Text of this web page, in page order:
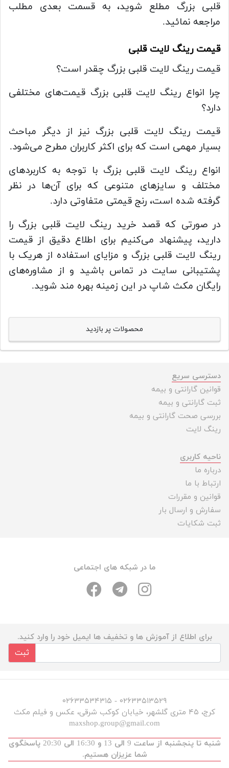
قلبی بزرگ مطلع شوید، به قسمت بعدی مطلب
مراجعه نمائید.
قیمت رینگ لایت قلبی
قیمت رینگ لایت قلبی بزرگ چقدر است؟
چرا انواع رینگ لایت قلبی بزرگ قیمت‌های مختلفی
دارد؟
قیمت رینگ لایت قلبی بزرگ نیز از دیگر مباحث
بسیار مهمی است که برای اکثر کاربران مطرح می‌شود.
انواع رینگ لایت قلبی بزرگ با توجه به کاربردهای
مختلف و سایزهای متنوعی که برای آن‌ها در نظر
گرفته شده است، رنج قیمتی متفاوتی دارد.
در صورتی که قصد خرید رینگ لایت قلبی بزرگ را
دارید، پیشنهاد می‌کنیم برای اطلاع دقیق از قیمت
رینگ لایت قلبی بزرگ و مزایای استفاده از هریک با
پشتیبانی سایت در تماس باشید و از مشاوره‌های
رایگان مکث شاپ در این زمینه بهره مند شوید.
محصولات پر بازدید
دسترسی سریع
قوانین گارانتی و بیمه
ثبت گارانتی و بیمه
بررسی صحت گارانتی و بیمه
رینگ لایت
ناحیه کاربری
درباره ما
ارتباط با ما
قوانین و مقررات
سفارش و ارسال بار
ثبت شکایات
ما در شبکه های اجتماعی
برای اطلاع از آموزش ها و تخفیف ها ایمیل خود را وارد کنید.
ثبت
۰۲۶۳۳۵۱۳۵۲۹ - ۰۲۶۳۳۵۳۴۳۱۵
کرج، ۴۵ متری گلشهر، خیابان کوکب شرقی، عکس و فیلم مکث
maxshop.group@gmail.com
شنبه تا پنجشنبه از ساعت 9 الی 13 و 16:30 الی 20:30 پاسخگوی
شما عزیزان هستیم.